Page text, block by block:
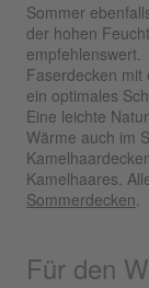
Sommer
der hohen
empfehlenswert.
Faserdecken
ein optimales
Eine leichte
Wärme auch im
Kamelhaares.
Sommerdecken
Für den